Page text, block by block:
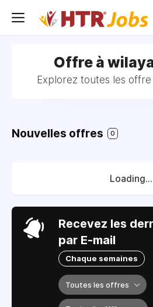
Offre à
Explorez toutes les
Nouvelles offres 0
Loading...
Recevez les
par E-mail
Chaque semaines
Toutes les offres